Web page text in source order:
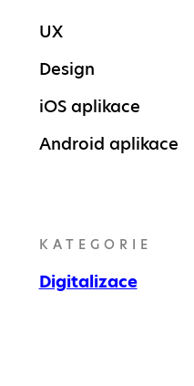
UX
Design
iOS aplikace
Android aplikace
KATEGORIE
Digitalizace